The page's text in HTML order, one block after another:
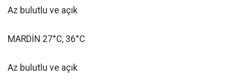
Az bulutlu ve açık
MARDİN 27°C, 36°C
Az bulutlu ve açık